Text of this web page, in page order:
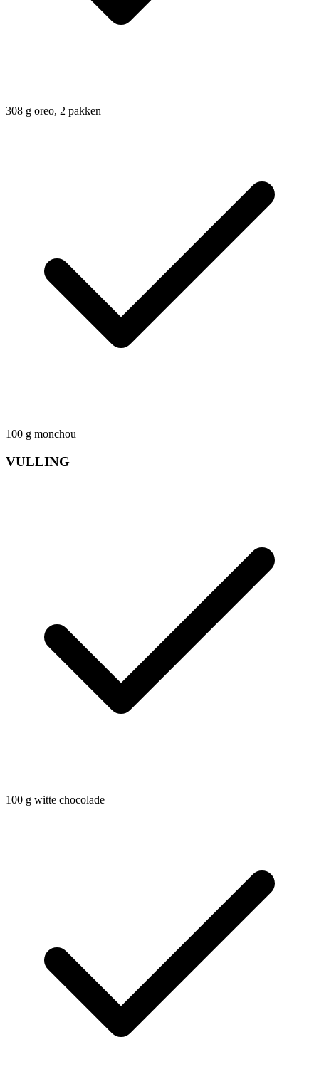
308 g oreo, 2 pakken
100 g monchou
VULLING
100 g witte chocolade